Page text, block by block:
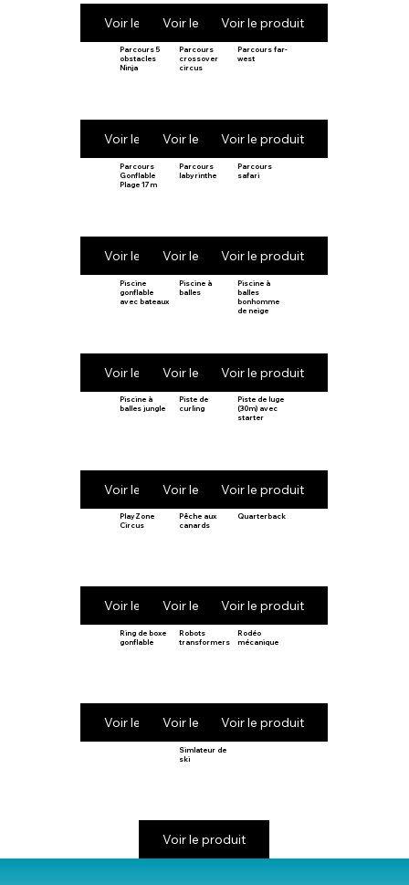
Voir le produitVoir le produitVoir le produit
Parcours 5
obstacles
Ninja
Voir le produit
Parcours
crossover
circus
Voir le produit
Parcours far-
west
Voir le produit
Parcours
Gonflable
Plage 17m
Voir le produit
Parcours
labyrinthe
Voir le produit
Parcours
safari
Voir le produit
Piscine
gonflable
avec bateaux
Voir le produit
Piscine à
balles
Voir le produit
Piscine à
balles
bonhomme
de neige
Voir le produit
Piscine à
balles jungle
Voir le produit
Piste de
curling
Voir le produit
Piste de luge
(30m) avec
starter
Voir le produit
PlayZone
Circus
Voir le produit
Pêche aux
canards
Voir le produit
Quarterback
Voir le produit
Ring de boxe
gonflable
Voir le produit
Robots
transformers
Voir le produit
Rodéo
mécanique
Voir le produit
Simlateur de
ski
Voir le produit